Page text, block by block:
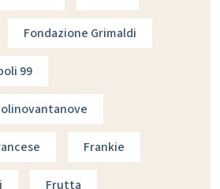
Fondazione Grimaldi
99
Frankie
Frutta